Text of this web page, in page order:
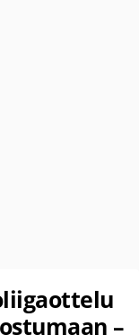
–